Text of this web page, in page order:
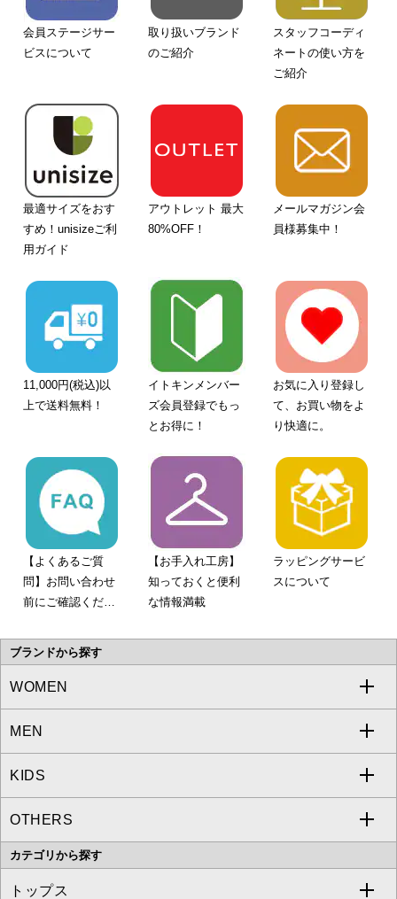
会員ステージサー
ビスについて
取り扱いブランド
のご紹介
スタッフコーディ
ネートの使い方を
ご紹介
最適サイズをおす
すめ！unisizeご利
用ガイド
アウトレット 最大
80%OFF！
メールマガジン会
員様募集中！
11,000円(税込)以
上で送料無料！
イトキンメンバー
ズ会員登録でもっ
とお得に！
お気に入り登録し
て、お買い物をよ
り快適に。
【よくあるご質
問】お問い合わせ
前にご確認くださ
【お手入れ工房】
知っておくと便利
な情報満載
ラッピングサービ
スについて
ブランドから探す
WOMEN
a.v.v
MICHEL KLEIN
MK MICHEL KLEIN
OFUON le MK
MEN
a.v.v
MICHEL KLEIN HOMME
MK MICHEL KLEIN HOMME
KIDS
a.v.v
OTHERS
MK MICHEL KLEIN BAG
カテゴリから探す
トップス